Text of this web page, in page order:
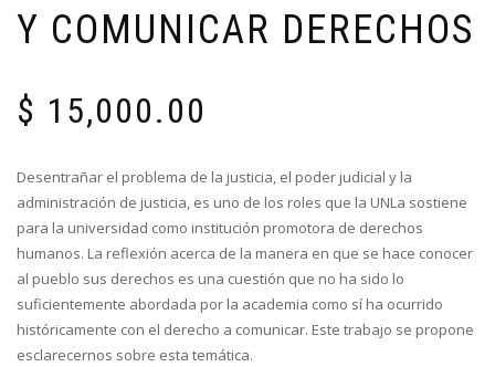
Y COMUNICAR DERECHOS
$ 15,000.00
Desentrañar el problema de la justicia, el poder judicial y la
administración de justicia, es uno de los roles que la UNLa sostiene
para la universidad como institución promotora de derechos
humanos. La reflexión acerca de la manera en que se hace conocer
al pueblo sus derechos es una cuestión que no ha sido lo
suficientemente abordada por la academia como sí ha ocurrido
históricamente con el derecho a comunicar. Este trabajo se propone
esclarecernos sobre esta temática.